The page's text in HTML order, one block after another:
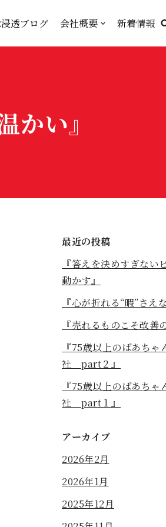
透ブログ 会社概要 新着情報
かい』
最近の投稿
『答えを決めすぎない
動かす』
『心が折れる“暇”さえ
『売れるものこそ改善
『75歳以上のばあち
社 part２』
『75歳以上のばあち
社 part１』
アーカイブ
2026年2月
2026年1月
2025年12月